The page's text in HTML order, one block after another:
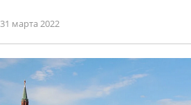
31 марта 2022